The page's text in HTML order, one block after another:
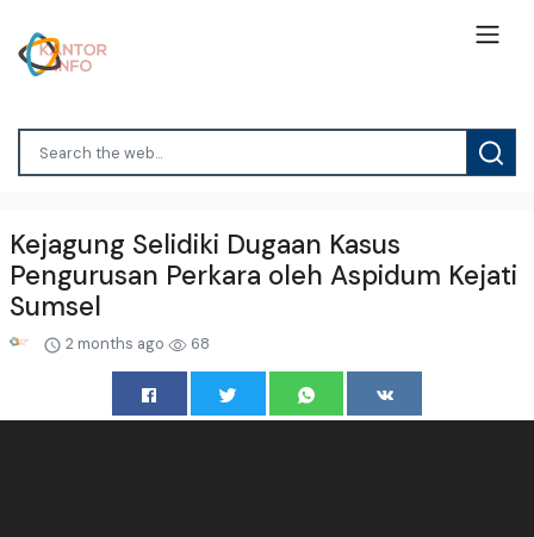
Kejagung Selidiki Dugaan Kasus
Pengurusan Perkara oleh Aspidum Kejati
Sumsel
2 months ago 68